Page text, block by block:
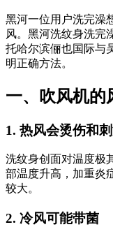
黑河一位用户洗完澡
风。黑河洗纹身洗完
托哈尔滨俪也国际与
明正确方法。
一、吹风机的
1. 热风会烫伤和
洗纹身创面对温度极
部温度升高，加重炎
较大。
2. 冷风可能带菌